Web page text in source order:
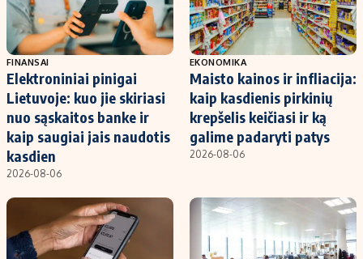
FINANSAI
Elektroniniai pinigai
Lietuvoje: kuo jie skiriasi
nuo sąskaitos banke ir
kaip saugiai jais naudotis
kasdien
2026-08-06
EKONOMIKA
Maisto kainos ir infliacija:
kaip kasdienis pirkinių
krepšelis keičiasi ir ką
galime padaryti patys
2026-08-06